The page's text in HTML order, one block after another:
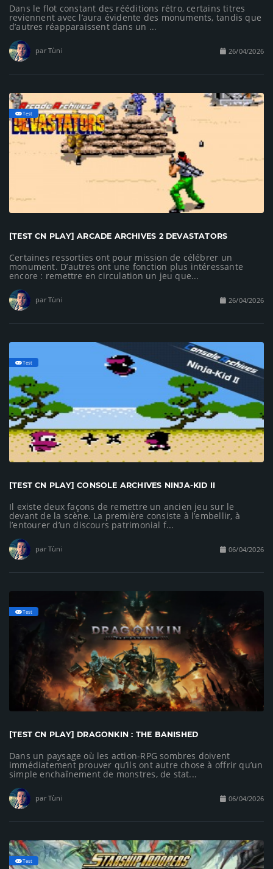
Dans le flot constant des rééditions rétro, certains titres
reviennent avec l’aura évidente des monuments, tandis que
d’autres réapparaissent dans un ...
par Tùni 26/04/2026
Test
[TEST CN PLAY] ARCADE ARCHIVES 2 DEVASTATORS
Certaines ressorties ont pour mission de célébrer un
monument. D’autres ont une fonction plus intéressante
encore : remettre en circulation un jeu que...
par Tùni 26/04/2026
Test
[TEST CN PLAY] CONSOLE ARCHIVES NINJA-KID II
Il existe deux façons de remettre un ancien jeu sur le
devant de la scène. La première consiste à l’embellir, à
l’entourer d’un discours patrimonial f...
par Tùni 06/04/2026
Test
[TEST CN PLAY] DRAGONKIN : THE BANISHED
Dans un paysage où les action-RPG sombres doivent
immédiatement prouver qu’ils ont autre chose à offrir qu’un
simple enchaînement de monstres, de stat...
par Tùni 06/04/2026
Test